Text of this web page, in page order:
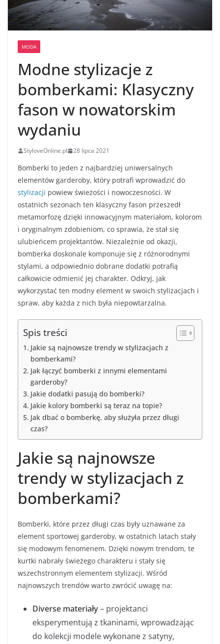
MODA
Modne stylizacje z
bomberkami: Klasyczny
fason w nowatorskim
wydaniu
StyloveOnline.pl 28 lipca 2021
Bomberki to jeden z najbardziej uniwersalnych
elementów garderoby, który potrafi wprowadzić do
stylizacji powiew świeżości i nowoczesności. W
ostatnich sezonach ten klasyczny fason przeszedł
metamorfozę dzięki innowacyjnym materiałom, kolorom
i oryginalnym zdobieniom, co sprawia, że stał się
ulubieńcem projektantów. Niezależnie od okazji,
bomberka doskonale komponuje się z różnorodnymi
stylami, a odpowiednio dobrane dodatki potrafią
całkowicie odmienić jej charakter. Odkryj, jak
wykorzystać ten modny element w swoich stylizacjach i
spraw, aby każda z nich była niepowtarzalna.
Spis treści
Jakie są najnowsze trendy w stylizacjach z
bomberkami?
Jak łączyć bomberki z innymi elementami
garderoby?
Jakie dodatki pasują do bomberki?
Jakie kolory bomberki są teraz na topie?
Jak dbać o bomberkę, aby służyła przez długi
czas?
Jakie są najnowsze
trendy w stylizacjach z
bomberkami?
Bomberki, które przez długi czas były uznawane za
element sportowej garderoby, w ostatnich latach stały
się modowym fenomenem. Dzięki nowym trendom, te
kurtki nabrały świeżego charakteru i stały się
wszechstronnym elementem stylizacji. Wśród
najnowszych trendów warto zwrócić uwagę na:
Diverse materiały– projektanci
eksperymentują z tkaninami, wprowadzając
do kolekcji modele wykonane z satyny,